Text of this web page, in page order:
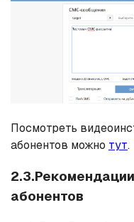
Посмотреть
абонентов можно тут.
абонентов